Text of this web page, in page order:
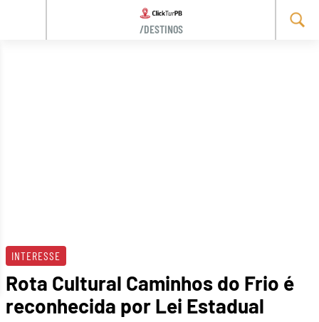
/DESTINOS
INTERESSE
Rota Cultural Caminhos do Frio é
reconhecida por Lei Estadual